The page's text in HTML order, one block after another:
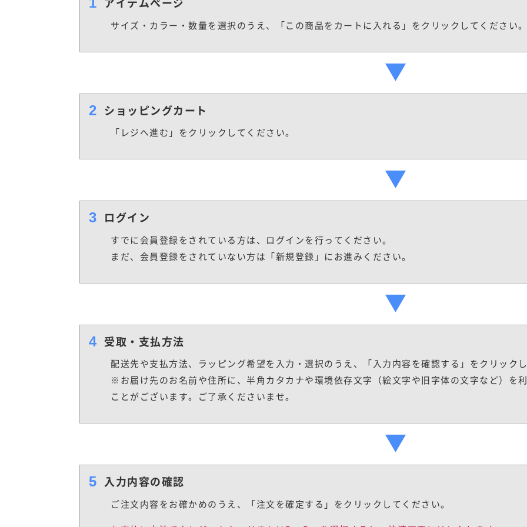
アイテムぺージ
サイズ・カラー・数量を選択のうえ、「この商品をカートに入れる」をクリックしてください
2 ショッピングカート
「レジへ進む」をクリックしてください。
3 ログイン
すでに会員登録をされている方は、ログインを行ってください。
まだ、会員登録をされていない方は「新規登録」にお進みください。
4 受取・支払方法
配送先や支払方法、ラッピング希望を入力・選択のうえ、「入力内容を確認する」をクリック
※お届け先のお名前や住所に、半角カタカナや環境依存文字（絵文字や旧字体の文字など）を
ことがございます。ご了承くださいませ。
5 入力内容の確認
ご注文内容をお確かめのうえ、「注文を確定する」をクリックしてください。